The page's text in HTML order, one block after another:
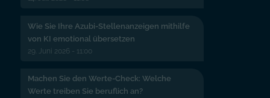
Wie Sie Ihre Azubi-Stellenanzeigen mithilfe
von KI emotional übersetzen
29. Juni 2026 - 11:00
Machen Sie den Werte-Check: Welche
Werte treiben Sie beruflich an?